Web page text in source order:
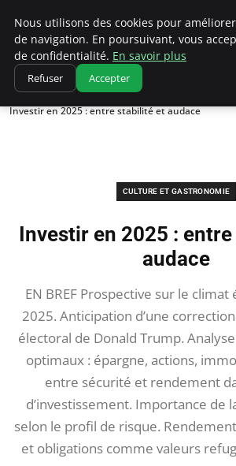
Correze Co
Accueil
Culture et gastronomie
Investir en 2025 : entre stabilité et audace
CULTURE ET GASTRONOMIE
Investir en 2025 :
audace
EN BREF Prospective sur le
2025. Anticipation d’une
électoral de Donald Trump.
optimaux : épargne, actions,
entre sécurité et rendement
d’investissement. Importance de
selon le profil de risque.
et obligations comme valeurs
Nous utilisons des cookies pour
de navigation. En poursuivant, vous
de confidentialité. En savoir plus
Refuser Accepter